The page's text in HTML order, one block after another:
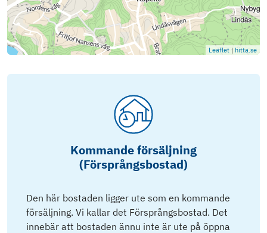
Leaflet | hitta.se
Kommande försäljning
(Försprångsbostad)
Den här bostaden ligger ute som en kommande
försäljning. Vi kallar det Försprångsbostad. Det
innebär att bostaden ännu inte är ute på öppna